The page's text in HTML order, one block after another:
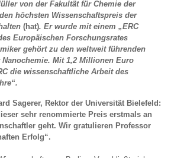
von der Fakultät für Chemieder
höchsten Wissenschaftspreis der
(hat). Er wurde mit einem „ERC
EuropäischenForschungsrates
gehört zu den weltweit führenden
Mit 1,2 Millionen Euro
die wissenschaftliche Arbeit des
Sagerer, Rektor der Universität Bielefeld:
sehr renommierte Preis erstmals an
geht. Wir gratulieren Professor
Erfolg“.